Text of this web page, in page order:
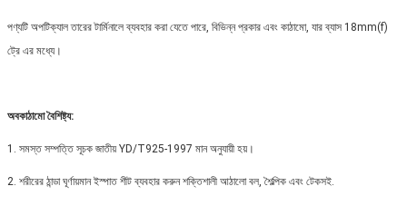
পণ্যটি অপটিক্যাল তারের টার্মিনালে ব্যবহার করা যেতে পারে, বিভিন্ন প্রকার এবং কাঠামো, যার ব্যাস 18mm(f)
ট্রে এর মধ্যে।
অবকাঠামো বৈশিষ্ট্য:
1. সমস্ত সম্পত্তি সূচক জাতীয় YD/T925-1997 মান অনুযায়ী হয়।
2. শরীরের ঠান্ডা ঘূর্ণায়মান ইস্পাত শীট ব্যবহার করুন শক্তিশালী আঠালো বল, শৈল্পিক এবং টেকসই.